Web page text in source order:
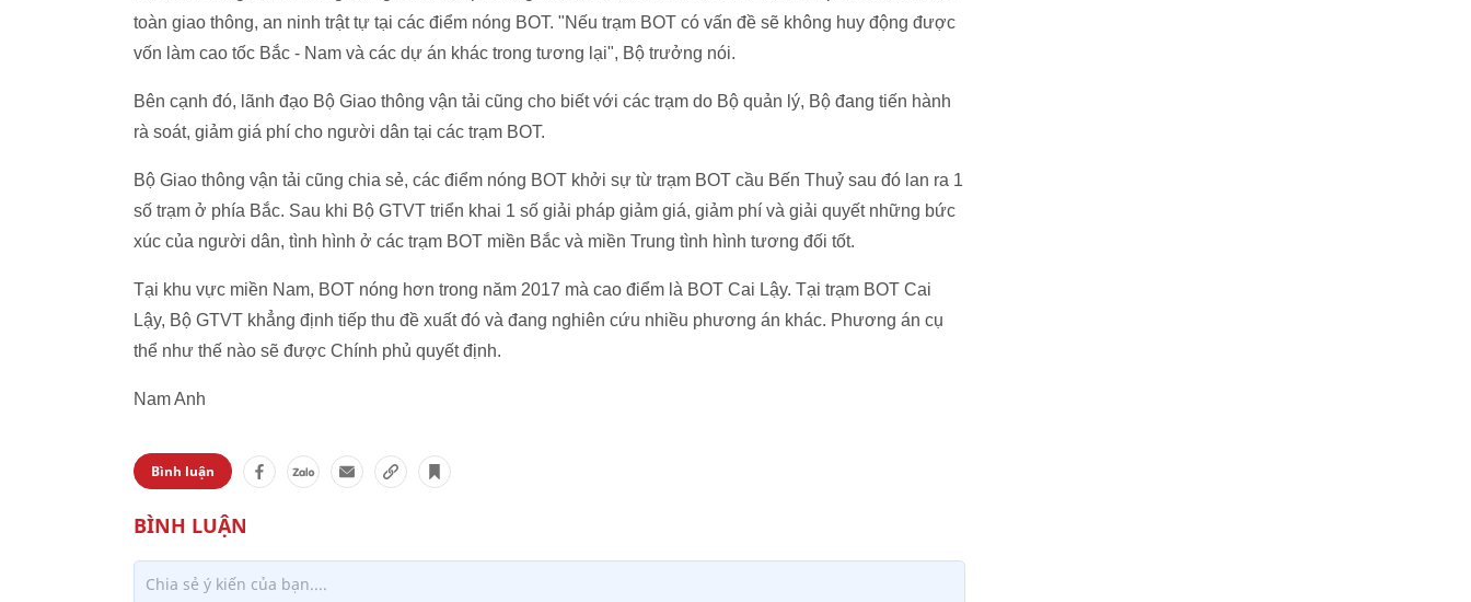
toàn giao thông, an ninh trật tự tại các điểm nóng BOT. "Nếu trạm BOT có vấn đề sẽ không huy động được
vốn làm cao tốc Bắc - Nam và các dự án khác trong tương lại", Bộ trưởng nói.
Bên cạnh đó, lãnh đạo Bộ Giao thông vận tải cũng cho biết với các trạm do Bộ quản lý, Bộ đang tiến hành
rà soát, giảm giá phí cho người dân tại các trạm BOT.
Bộ Giao thông vận tải cũng chia sẻ, các điểm nóng BOT khởi sự từ trạm BOT cầu Bến Thuỷ sau đó lan ra 1
số trạm ở phía Bắc. Sau khi Bộ GTVT triển khai 1 số giải pháp giảm giá, giảm phí và giải quyết những bức
xúc của người dân, tình hình ở các trạm BOT miền Bắc và miền Trung tình hình tương đối tốt.
Tại khu vực miền Nam, BOT nóng hơn trong năm 2017 mà cao điểm là BOT Cai Lậy. Tại trạm BOT Cai
Lậy, Bộ GTVT khẳng định tiếp thu đề xuất đó và đang nghiên cứu nhiều phương án khác. Phương án cụ
thể như thế nào sẽ được Chính phủ quyết định.
Nam Anh
Bình luận